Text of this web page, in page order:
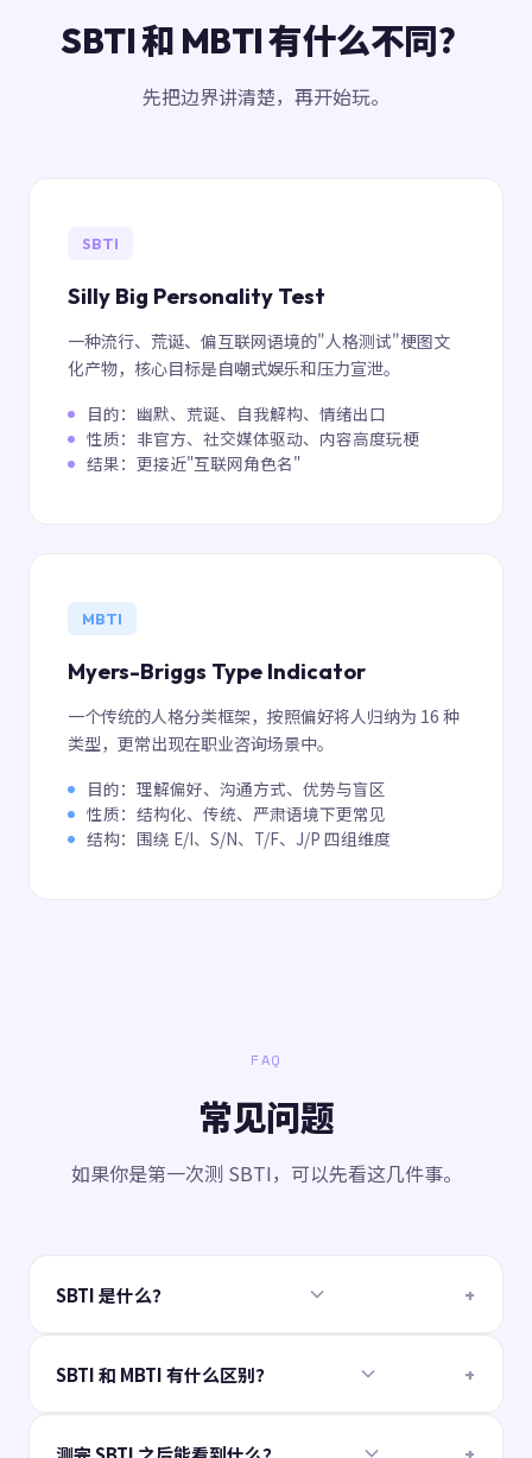
SBTI 和 MBTI 有什么不同？
先把边界讲清楚，再开始玩。
SBTI
Silly Big Personality Test
一种流行、荒诞、偏互联网语境的"人格测试"梗图文
化产物，核心目标是自嘲式娱乐和压力宣泄。
目的：幽默、荒诞、自我解构、情绪出口
性质：非官方、社交媒体驱动、内容高度玩梗
结果：更接近"互联网角色名"
MBTI
Myers-Briggs Type Indicator
一个传统的人格分类框架，按照偏好将人归纳为 16 种
类型，更常出现在职业咨询场景中。
目的：理解偏好、沟通方式、优势与盲区
性质：结构化、传统、严肃语境下更常见
结构：围绕 E/I、S/N、T/F、J/P 四组维度
FAQ
常见问题
如果你是第一次测 SBTI，可以先看这几件事。
SBTI 是什么？
你，而是从自我认知、感情投入、行动方式和社交边界这
SBTI 和 MBTI 有什么区别？